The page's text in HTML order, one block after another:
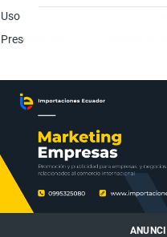
Uso
Presentación